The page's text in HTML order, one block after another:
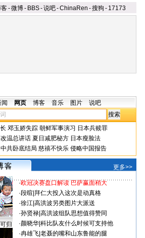
-微博- BBS-说吧-ChinaRen -搜狗 - 17173
闻 网页 博客 音乐 图片 说吧
邓玉娇失踪 朝鲜军事演习 日本兵赎罪
温总讲话 夏日减肥秘方 日本瘦脸法
中共卧底结局 慈禧不快乐 侵略中国报告
更多>>
归
·欧冠决赛盘口解读 巴萨赢面稍大
·段暄 拜仁大投入这次是动真格
·徐江| 高洪波另类图片大派送
·孙贤禄| 高洪波组队思想值得赞同
·颜晓华| 科比队友什么时候可支持他
·冉雄飞| 老聂的嘴和山东鲁能的腿